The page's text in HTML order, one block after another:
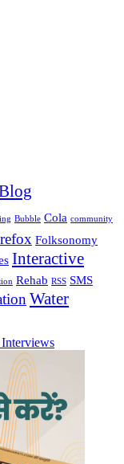
Bubble Cola community
Folksonomy
Interactive
Rehab RSS SMS
Water